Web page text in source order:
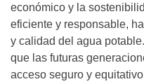
económico y la
eficiente y responsable,
y calidad del agua
que las futuras
acceso seguro y